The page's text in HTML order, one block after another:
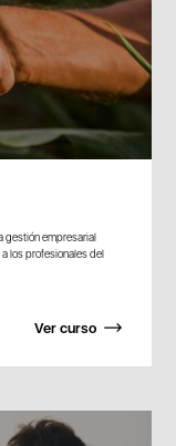
gestión empresarial
los profesionales del
Ver curso